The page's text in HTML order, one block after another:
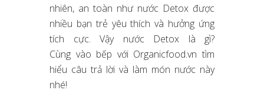
nhiên, an toàn như nước Detox được
nhiều bạn trẻ yêu thích và hưởng ứng
tích cực. Vậy nước Detox là gì?
Cùng vào bếp với Organicfood.vn tìm
hiểu câu trả lời và làm món nước này
nhé!